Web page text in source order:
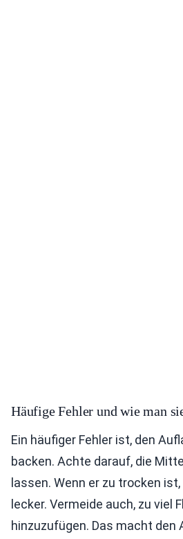
Häufige Fehler und wie man
Ein häufiger Fehler ist, den
backen. Achte darauf, die
lassen. Wenn er zu trocken
lecker. Vermeide auch, zu viel
hinzuzufügen. Das macht den